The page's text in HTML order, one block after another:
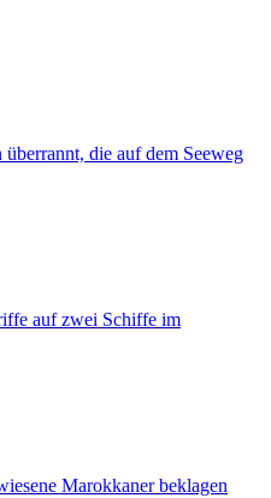
die auf dem Seeweg
auf zwei Schiffe im
Marokkaner beklagen